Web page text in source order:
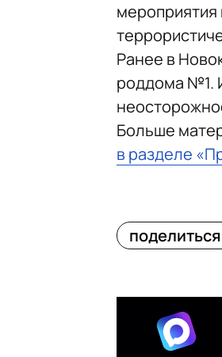
мероприятия
Ранее в
роддома №1.
Больше
в разделе
поделиться